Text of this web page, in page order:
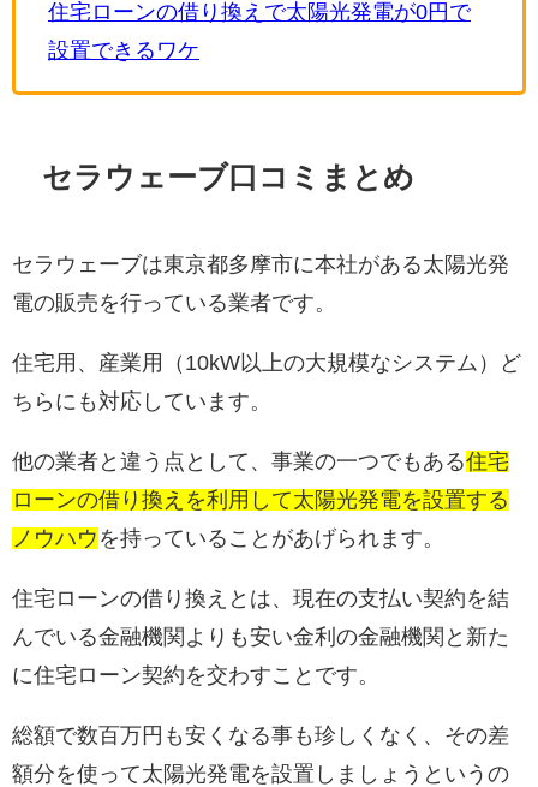
住宅ローンの借り換えで太陽光発電が0円で
設置できるワケ
セラウェーブ口コミまとめ
セラウェーブは東京都多摩市に本社がある太陽光発
電の販売を行っている業者です。
住宅用、産業用（10kW以上の大規模なシステム）ど
ちらにも対応しています。
他の業者と違う点として、事業の一つでもある住宅
ローンの借り換えを利用して太陽光発電を設置する
ノウハウ を持っていることがあげられます。
住宅ローンの借り換えとは、現在の支払い契約を結
んでいる金融機関よりも安い金利の金融機関と新た
に住宅ローン契約を交わすことです。
総額で数百万円も安くなる事も珍しくなく、その差
額分を使って太陽光発電を設置しましょうというの